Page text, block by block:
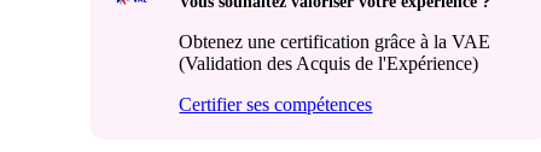
Obtenez une certification grâce à la VAE
(Validation des Acquis de l'Expérience)
Certifier ses compétences